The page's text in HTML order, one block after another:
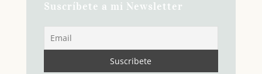
Suscríbete a mi Newsletter